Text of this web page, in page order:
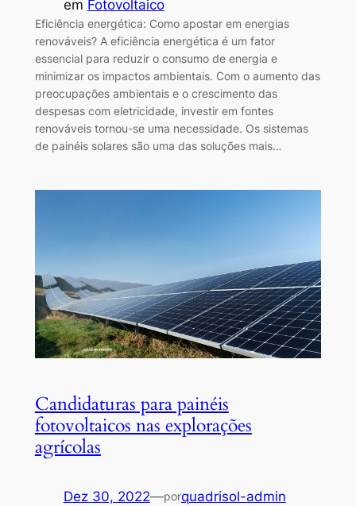
em Fotovoltaico
Eficiência energética: Como apostar em energias
renováveis? A eficiência energética é um fator
essencial para reduzir o consumo de energia e
minimizar os impactos ambientais. Com o aumento das
preocupações ambientais e o crescimento das
despesas com eletricidade, investir em fontes
renováveis tornou-se uma necessidade. Os sistemas
de painéis solares são uma das soluções mais…
Candidaturas para painéis
fotovoltaicos nas explorações
agrícolas
Dez 30, 2022—porquadrisol-admin